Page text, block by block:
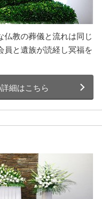
教の葬儀と流れは同じ
員と遺族が読経し冥福を
細はこちら